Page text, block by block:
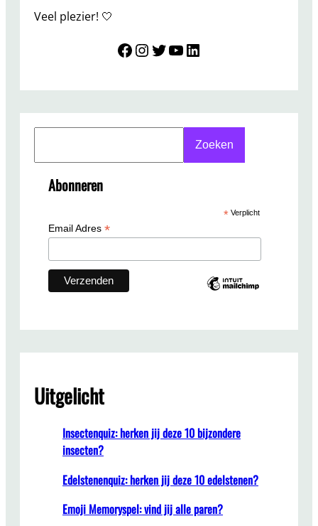
Veel plezier! 🤍
Mindreset InstagramTwitter YouTube LinkedIn
Zoeken
Abonneren
*Verplicht
Email Adres *
Uitgelicht
Insectenquiz: herken jij deze 10 bijzondere
insecten?
Edelstenenquiz: herken jij deze 10 edelstenen?
Emoji Memoryspel: vind jij alle paren?